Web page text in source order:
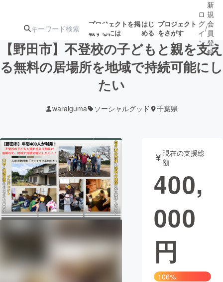
プロジェクトを掲
載するには
はじ
める
プロジェクト
をさがす
注目の新着プロ募集終了が近いプ
テクノロジー・ガジェット
映像・映画 書籍・雑誌
ビジネス・起業 チャレンジ
まちづくり・地域活性化
CAMPFIRE for Social Good
CAMPFIRE Creation
ロ
グ
イ
ン
/
新
規
会
員
登
録
【野田市】不登校の子どもと親を支え
る無料の居場所を地域で持続可能にし
たい
waraiguma ソーシャルグッド 千葉県
現在の支援総
額
400,
000
円
106%